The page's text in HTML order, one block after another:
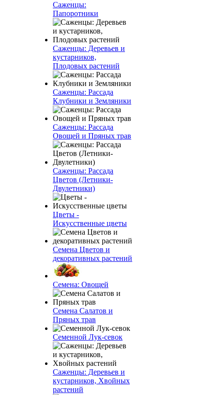
Саженцы:
Папоротники
Саженцы: Деревьев и
кустарников,
Плодовых растений
Саженцы: Рассада
Клубники и Земляники
Саженцы: Рассада
Овощей и Пряных трав
Саженцы: Рассада
Цветов (Летники-
Двулетники)
Цветы -
Искусственные цветы
Семена Цветов и
декоративных растений
Семена: Овощей
Семена Салатов и
Пряных трав
Семенной Лук-севок
Саженцы: Деревьев и
кустарников, Хвойных
растений